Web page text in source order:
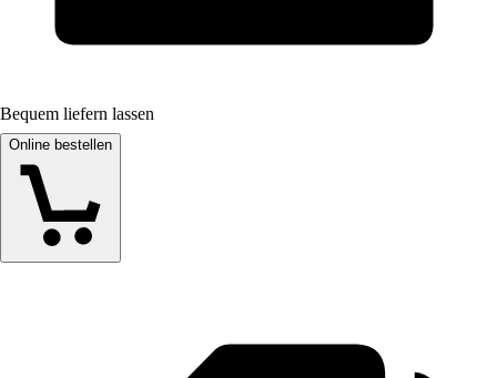
Bequem liefern lassen
Online bestellen